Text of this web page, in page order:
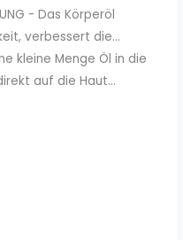
- Das Körperöl
verbessert die...
kleine Menge Öl in die
auf die Haut...